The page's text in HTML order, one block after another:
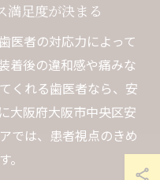
満足度が決まる
医者の対応力によって
着後の違和感や痛みな
くれる歯医者なら、安
大阪府大阪市中央区安
では、患者視点のきめ